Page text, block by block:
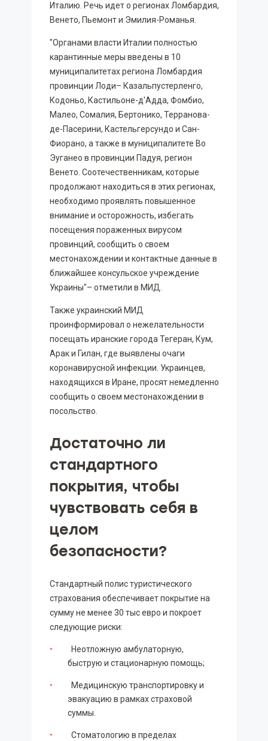
Италию. Речь идет о регионах Ломбардия,
Венето, Пьемонт и Эмилия-Романья.
"Органами власти Италии полностью
карантинные меры введены в 10
муниципалитетах региона Ломбардия
провинции Лоди– Казальпустерленго,
Кодоньо, Кастильоне-д'Адда, Фомбио,
Малео, Сомалия, Бертонико, Терранова-
де-Пасерини, Кастельгерсундо и Сан-
Фиорано, а также в муниципалитете Во
Эуганео в провинции Падуя, регион
Венето. Соотечественникам, которые
продолжают находиться в этих регионах,
необходимо проявлять повышенное
внимание и осторожность, избегать
посещения пораженных вирусом
провинций, сообщить о своем
местонахождении и контактные данные в
ближайшее консульское учреждение
Украины"– отметили в МИД.
Также украинский МИД
проинформировал о нежелательности
посещать иранские города Тегеран, Кум,
Арак и Гилан, где выявлены очаги
коронавирусной инфекции. Украинцев,
находящихся в Иране, просят немедленно
сообщить о своем местонахождении в
посольство.
Достаточно ли
стандартного
покрытия, чтобы
чувствовать себя в
целом
безопасности?
Стандартный полис туристического
страхования обеспечивает покрытие на
сумму не менее 30 тыс евро и покроет
следующие риски:
Неотложную амбулаторную,
быструю и стационарную помощь;
Медицинскую транспортировку и
эвакуацию в рамках страховой
суммы.
Стоматологию в пределах